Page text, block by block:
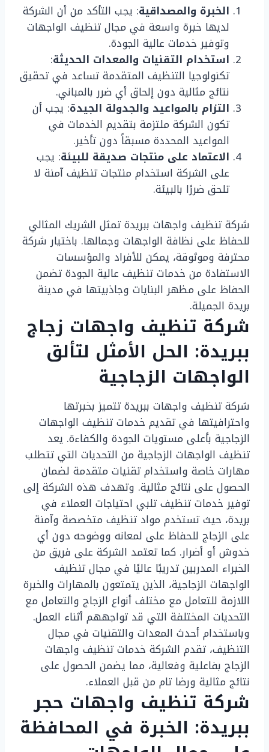
الخبرة والمصداقية: يجب التأكد من أن الشركة
لديها خبرة واسعة في مجال تنظيف الواجهات
وتوفير خدمات عالية الجودة.
استخدام التقنيات والمعدات الحديثة:
تكنولوجيا التنظيف المتقدمة تساعد في تحقيق
نتائج مثالية دون إلحاق أي ضرر بالمباني.
التزام بالمواعيد والجدولة الجيدة: يجب أن
تكون الشركة ملتزمة بتقديم الخدمات في
المواعيد المحددة مسبقاً دون تأخير.
الاعتماد على منتجات صديقة للبيئة: يجب
على الشركة استخدام منتجات تنظيف آمنة لا
تلحق ضررًا بالبيئة.
شركة تنظيف واجهات ببريدة تمثل الشريك المثالي
للحفاظ على نظافة الواجهات وجمالها. باختيار شركة
محترفة وموثوقة، يمكن للأفراد والمؤسسات
الاستفادة من خدمات تنظيف عالية الجودة تضمن
الحفاظ على مظهر البنايات وجاذبيتها في مدينة
بريدة الجميلة.
شركة تنظيف واجهات زجاج
ببريدة: الحل الأمثل لتألق
الواجهات الزجاجية
شركة تنظيف واجهات ببريدة تتميز بخبرتها
واحترافيتها في تقديم خدمات تنظيف الواجهات
الزجاجية بأعلى مستويات الجودة والكفاءة. يعد
تنظيف الواجهات الزجاجية من التحديات التي تتطلب
مهارات خاصة واستخدام تقنيات متقدمة لضمان
الحصول على نتائج مثالية. وتهدف هذه الشركة إلى
توفير خدمات تنظيف تلبي احتياجات العملاء في
بريدة، حيث تستخدم مواد تنظيف متخصصة وآمنة
على الزجاج للحفاظ على لمعانه ووضوحه دون أي
خدوش أو أضرار. كما تعتمد الشركة على فريق من
الخبراء المدربين تدريبًا عاليًا في مجال تنظيف
الواجهات الزجاجية، الذين يتمتعون بالمهارات والخبرة
اللازمة للتعامل مع مختلف أنواع الزجاج والتعامل مع
التحديات المختلفة التي قد تواجههم أثناء العمل.
وباستخدام أحدث المعدات والتقنيات في مجال
التنظيف، تقدم الشركة خدمات تنظيف واجهات
الزجاج بفاعلية وفعالية، مما يضمن الحصول على
نتائج مثالية ورضا تام من قبل العملاء.
شركة تنظيف واجهات حجر
ببريدة: الخبرة في المحافظة